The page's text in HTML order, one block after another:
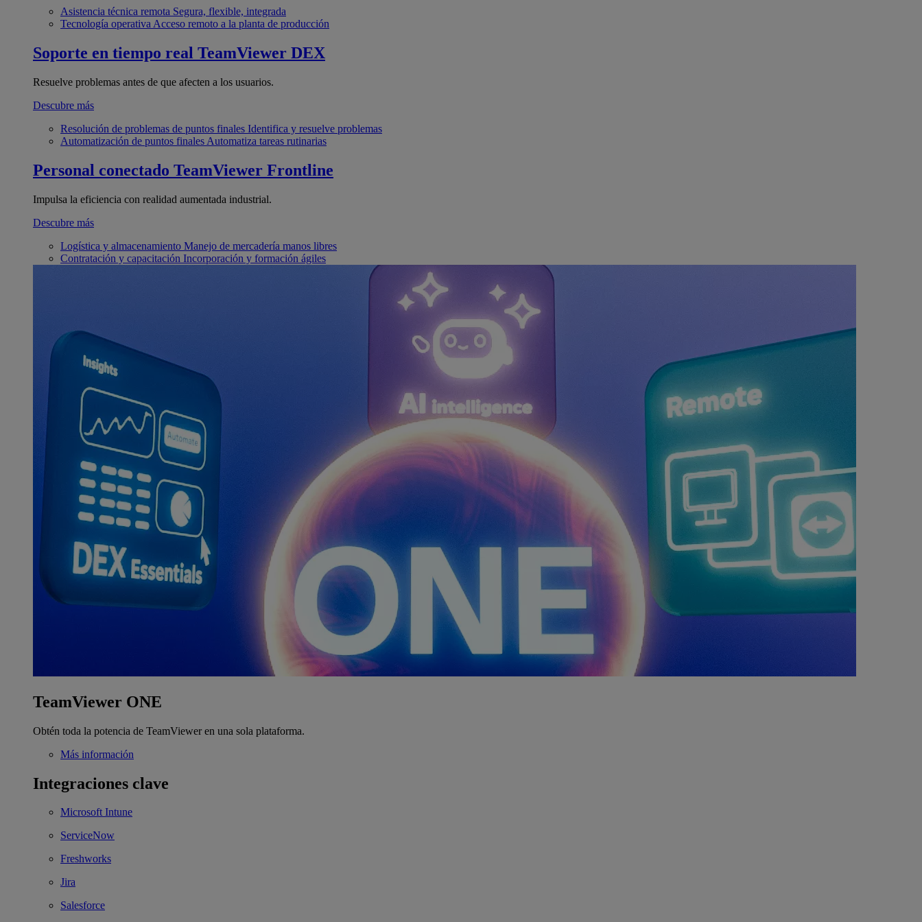
Asistencia técnica remota Segura, flexible, integrada
Tecnología operativa Acceso remoto a la planta de producción
Soporte en tiempo real TeamViewer DEX
Resuelve problemas antes de que afecten a los usuarios.
Descubre más
Resolución de problemas de puntos finales Identifica y resuelve problemas
Automatización de puntos finales Automatiza tareas rutinarias
Personal conectado TeamViewer Frontline
Impulsa la eficiencia con realidad aumentada industrial.
Descubre más
Logística y almacenamiento Manejo de mercadería manos libres
Contratación y capacitación Incorporación y formación ágiles
TeamViewer ONE
Obtén toda la potencia de TeamViewer en una sola plataforma.
Más información
Integraciones clave
Microsoft Intune
ServiceNow
Freshworks
Jira
Salesforce